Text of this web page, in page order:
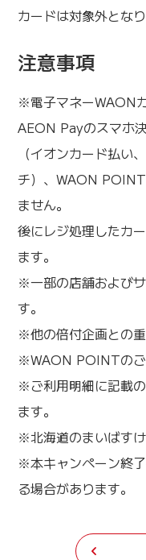
カードは対象外となり
注意事項
※電子マネーWAON
AEON Payのスマホ
（イオンカード払い
チ）、WAON
ません。
後にレジ処理したカ
ます。
※一部の店舗および
す。
※他の倍付企画との
※WAON POINTのご
※ご利用明細に記載
ます。
※北海道のまいばす
※本キャンペーン終
る場合があります。